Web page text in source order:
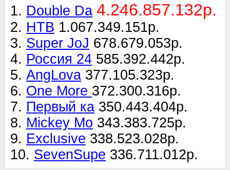
1. Double Da 4.246.857.132р.
2. НТВ 1.067.349.151р.
3. Super JoJ 678.679.053р.
4. Россия 24 585.392.442р.
5. AngLova 377.105.323р.
6. One More 372.300.316р.
7. Первый ка 350.443.404р.
8. Mickey Mo 343.383.725р.
9. Exclusive 338.523.028р.
10. SevenSupe 336.711.012р.